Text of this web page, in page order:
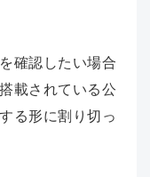
確認したい場合
載されている公
る形に割り切っ